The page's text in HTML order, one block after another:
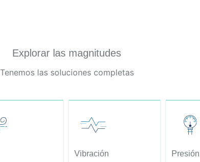
Explorar las magnitudes
Tenemos las soluciones completas
Vibración Presión